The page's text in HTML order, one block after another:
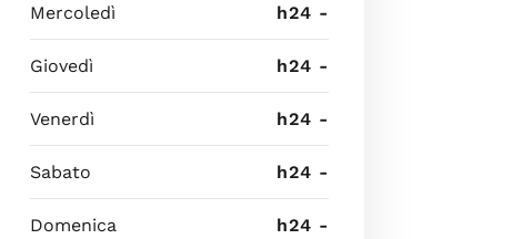
Mercoledì h24 -
Giovedì h24 -
Venerdì h24 -
Sabato h24 -
Domenica h24 -